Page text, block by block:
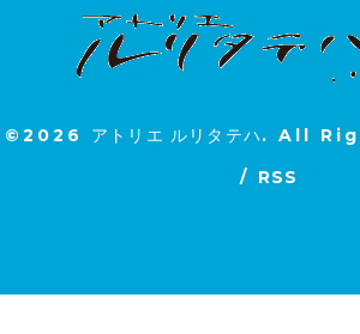
©2026 アトリエ ルリタテハ. All
/ RSS